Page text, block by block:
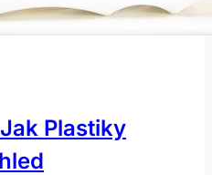
Plastiky